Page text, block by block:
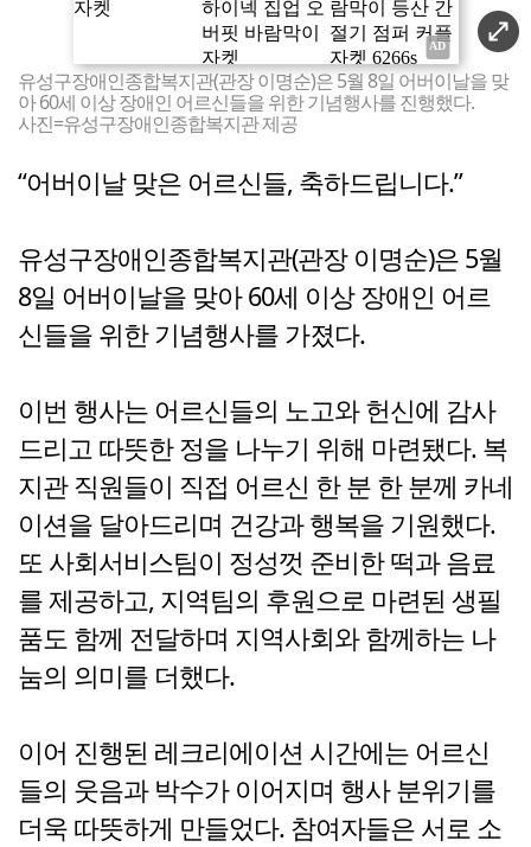
유성구장애인종합복지관(관장 이명순)은 5월 8일 어버이날을 맞
아 60세 이상 장애인 어르신들을 위한 기념행사를 진행했다.
사진=유성구장애인종합복지관 제공
“어버이날 맞은 어르신들, 축하드립니다.”
유성구장애인종합복지관(관장 이명순)은 5월
8일 어버이날을 맞아 60세 이상 장애인 어르
신들을 위한 기념행사를 가졌다.
이번 행사는 어르신들의 노고와 헌신에 감사
드리고 따뜻한 정을 나누기 위해 마련됐다. 복
지관 직원들이 직접 어르신 한 분 한 분께 카네
이션을 달아드리며 건강과 행복을 기원했다.
또 사회서비스팀이 정성껏 준비한 떡과 음료
를 제공하고, 지역팀의 후원으로 마련된 생필
품도 함께 전달하며 지역사회와 함께하는 나
눔의 의미를 더했다.
이어 진행된 레크리에이션 시간에는 어르신
들의 웃음과 박수가 이어지며 행사 분위기를
더욱 따뜻하게 만들었다. 참여자들은 서로 소